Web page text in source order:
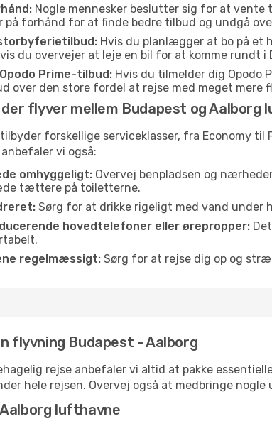
Nogle mennesker beslutter sig for at vente
på forhånd for at finde bedre tilbud og undgå
Hvis du planlægger at bo på et
du overvejer at leje en bil for at komme rundt
Prime-tilbud: Hvis du tilmelder dig Opodo
over den store fordel at rejse med meget mere
der flyver mellem Budapest og Aalborg
forskellige serviceklasser, fra Economy
vi også:
omhyggeligt: Overvej benpladsen og
tættere på toiletterne.
Sørg for at drikke rigeligt med vand under
hovedtelefoner eller ørepropper:
regelmæssigt: Sørg for at rejse dig op og
flyvning Budapest - Aalborg
rejse anbefaler vi altid at pakke
hele rejsen. Overvej også at medbringe
lufthavne